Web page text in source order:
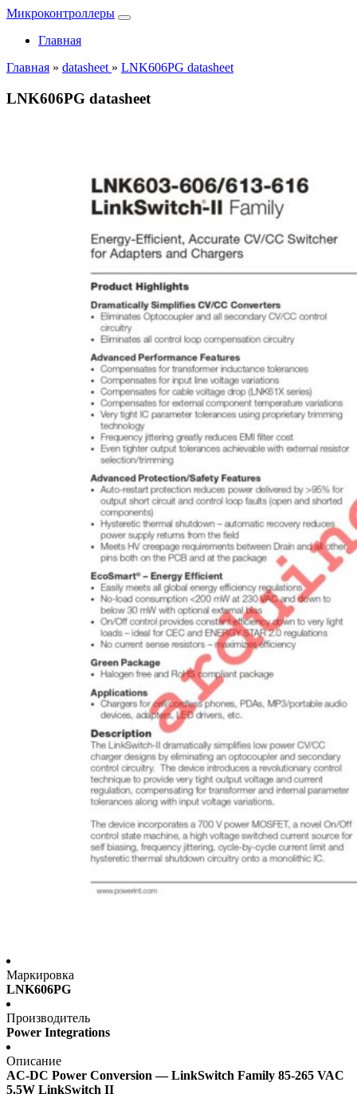
Микроконтроллеры
Главная
Главная » datasheet » LNK606PG datasheet
LNK606PG datasheet
Маркировка
LNK606PG
Производитель
Power Integrations
Описание
AC-DC Power Conversion — LinkSwitch Family 85-265 VAC
5.5W LinkSwitch II